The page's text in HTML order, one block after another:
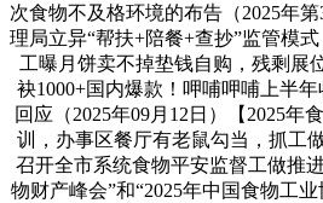
次食物不及格环境的布告（2025年
理局立异“帮扶+陪餐+查抄”监管模
工曝月饼卖不掉垫钱自购，残剩展
袂1000+国内爆款！呷哺呷哺上半
回应（2025年09月12日）【2025年
训，办事区餐厅有老鼠勾当，抓工
召开全市系统食物平安监督工做推
物财产峰会”和“2025年中国食物工